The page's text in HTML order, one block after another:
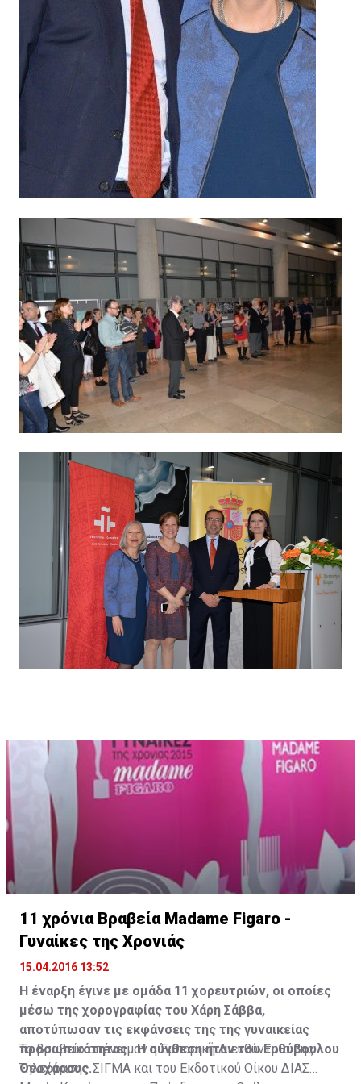
11 χρόνια Βραβεία Madame Figaro -
Γυναίκες της Χρονιάς
15.04.2016 13:52
Η έναρξη έγινε με ομάδα 11 χορευτριών, οι οποίες
μέσω της χορογραφίας του Χάρη Σάββα,
αποτύπωσαν τις εκφάνσεις της της γυναικείας
προσωπικότητας. Η σύνθεση ήταν του Ευθύβουλου
Θεοχάρους.
Το βραβείο απένειμαν η Εμπορική Διευθύντρια της
Τηλεόρασης ΣΙΓΜΑ και του Εκδοτικού Οίκου ΔΙΑΣ